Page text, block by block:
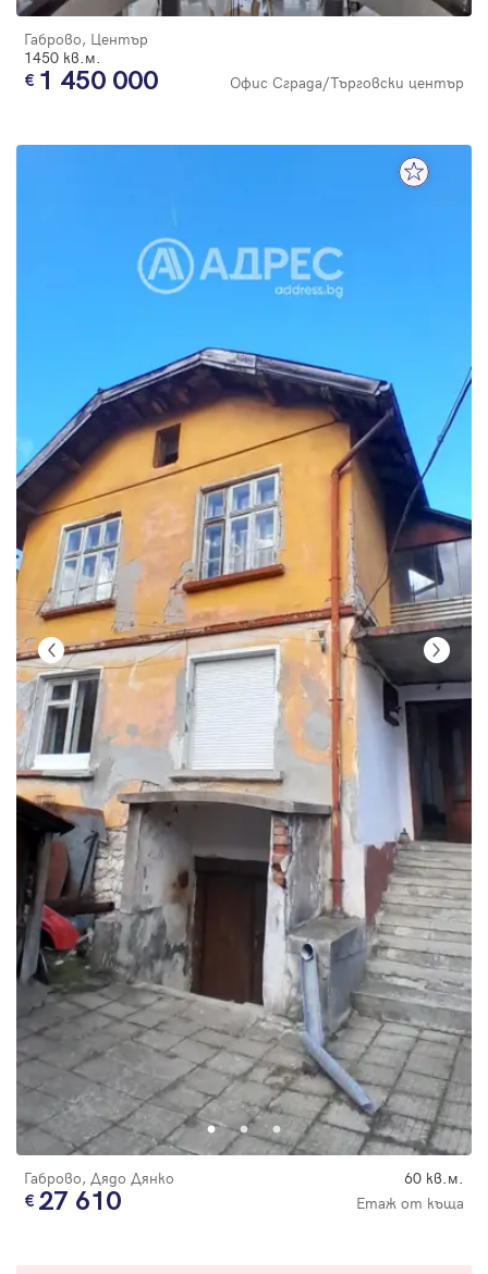
Габрово, Център
1450 кв.м.
1 450 000 Офис Сграда/Търговски център
Габрово, Дядо Дянко 60 кв.м.
27 610 Етаж от къща